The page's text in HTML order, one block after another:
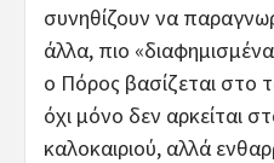
συνηθίζουν να
άλλα, πιο
ο Πόρος βασίζεται στο
όχι μόνο δεν αρκείται
καλοκαιριού, αλλά